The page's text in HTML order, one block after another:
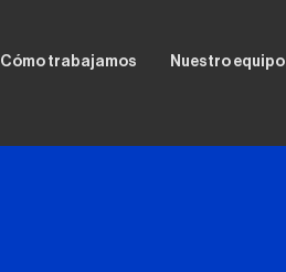
Cómo trabajamos Nuestro equipo